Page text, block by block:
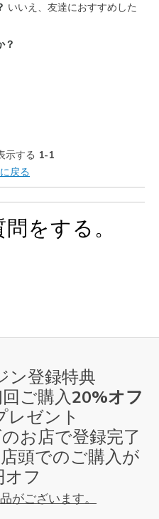
to width
too big
いいえ、友達におすすめした
？
示する 1-1
戻る
をする。
ン登録特典
ご購入20%オフ
レゼント
お店で登録完了
頭でのご購入が
オフ
がございます。